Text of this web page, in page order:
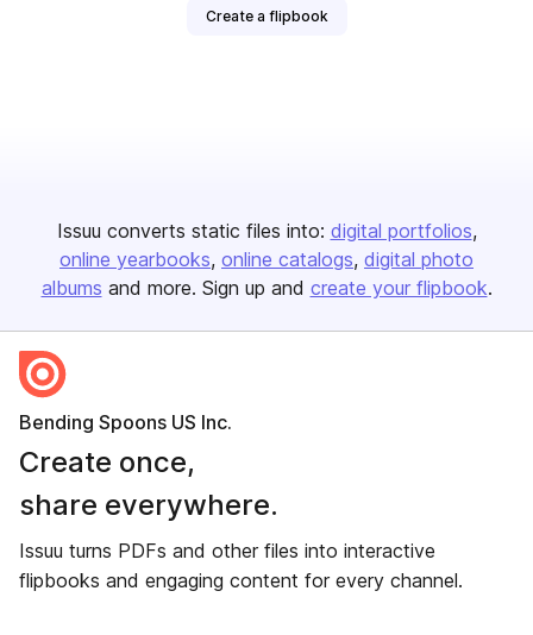
Create a flipbook
Issuu converts static files into: digital portfolios
online yearbooks online catalogs digital photo
albums and more. Sign up and create your flipbook.
Bending Spoons US Inc.
Create once,
share everywhere.
Issuu turns PDFs and other files into interactive
flipbooks and engaging content for every channel.